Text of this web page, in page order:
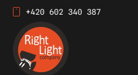
+420 602 340 387